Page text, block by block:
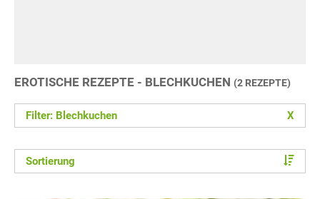
EROTISCHE REZEPTE - BLECHKUCHEN (2 REZEPTE)
Filter: Blechkuchen X
Sortierung